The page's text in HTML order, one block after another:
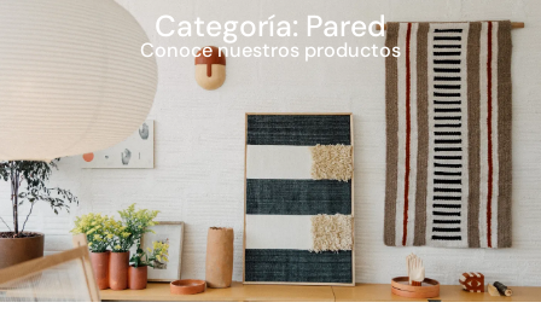
ES EN
Categoría: Pared
Conoce nuestros productos